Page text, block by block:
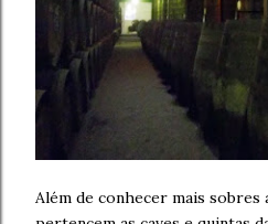
Além de conhecer mais